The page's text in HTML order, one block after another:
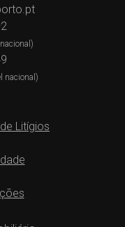
nacional)
Litígios